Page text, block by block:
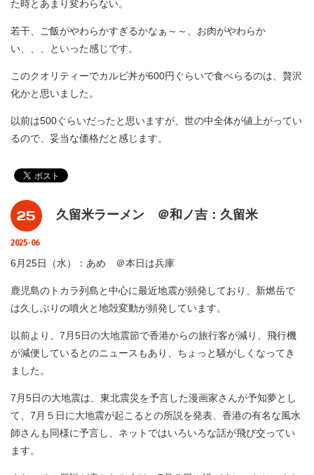
た時とあまり変わらない。
若干、ご飯がやわらかすぎるかなぁ～～、お肉がやわらか
い、、、といった感じです。
このクオリティーでカルビ丼が600円ぐらいで食べらるのは、贅沢
化かと思いました。
以前は500ぐらいだったと思いますが、世の中全体が値上がってい
るので、妥当な価格だと感じます。
25
2025-06
久留米ラーメン ＠和ノ吉：久留米
6月25日（水）：あめ ＠本日は兵庫
鹿児島のトカラ列島と中心に最近地震が頻発しており、新燃岳で
は久しぶりの噴火と地殻変動が頻発しています。
以前より、7月5日の大地震節で香港からの旅行客が減り、飛行機
が減便しているとのニュースもあり、ちょっと騒がしくなってき
ました。
7月5日の大地震は、東北震災を予言した漫画家さんが予知夢とし
て、7月５日に大地震が起こるとの所説を発表、香港の有名な風水
師さんも同様に予言し、ネットではいろいろな話が飛び交ってい
ます。